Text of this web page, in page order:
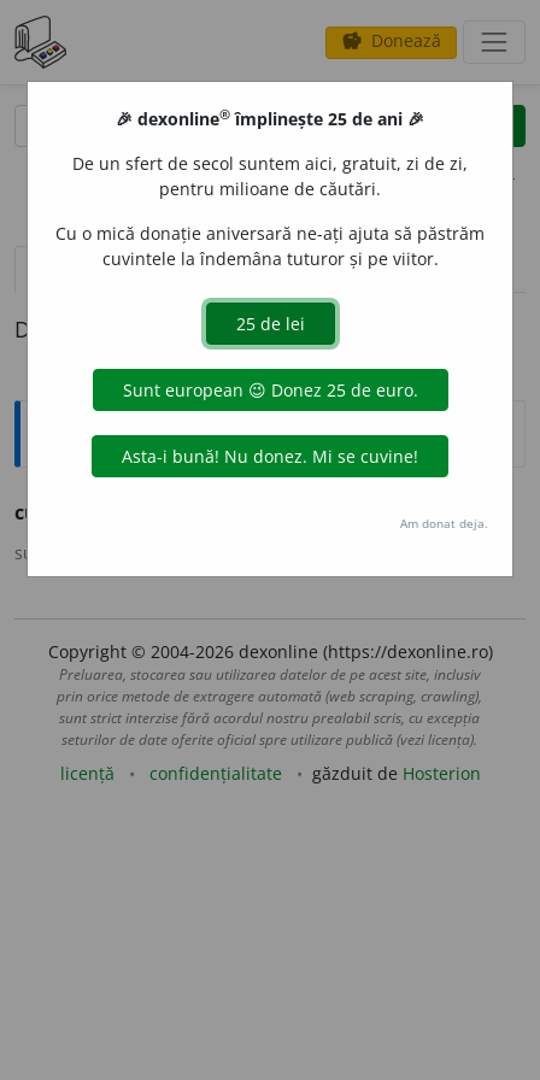
savings Donează
clear
opțiuni
definiții (1)
Definiția cu ID-ul 1132975:
Ortografice DOOM
curmei
sursa:
Copyright © 2004-2026 dexonline (https://dexonline.ro)
Preluarea, stocarea sau utilizarea datelor de pe acest site, inclusiv
prin orice metode de extragere automată (web scraping, crawling),
sunt strict interzise fără acordul nostru prealabil scris, cu excepția
seturilor de date oferite oficial spre utilizare publică (vezi licența).
licență confidențialitate găzduit de Hosterion
🎉 dexonline® împlinește 25 de ani 🎉
De un sfert de secol suntem aici, gratuit, zi de zi,
pentru milioane de căutări.
Cu o mică donație aniversară ne-ați ajuta să păstrăm
cuvintele la îndemâna tuturor și pe viitor.
Am donat deja.